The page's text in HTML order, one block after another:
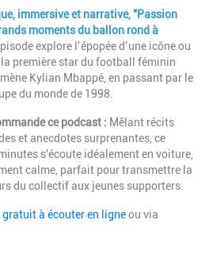
immersive et narrative, "Passion
moments du ballon rond à
explore l’épopée d’une icône ou
la première star du football féminin
Kylian Mbappé, en passant par le
du monde de 1998.
ce podcast : Mêlant récits
et anecdotes surprenantes, ce
s'écoute idéalement en voiture,
calme, parfait pour transmettre la
du collectif aux jeunes supporters.
gratuit à écouter en ligneou via